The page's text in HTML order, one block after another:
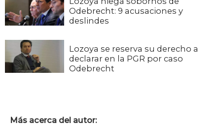
Odebrecht: 9 acusaciones y
deslindes
Lozoya se reserva su derecho a
declarar en la PGR por caso
Odebrecht
Más acerca del autor: